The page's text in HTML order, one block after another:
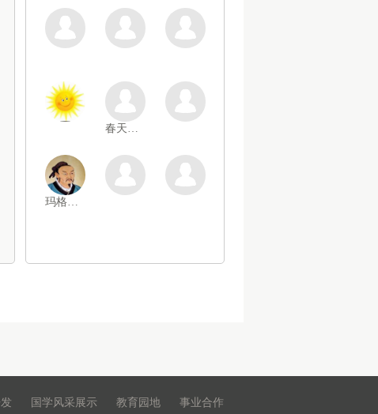
春天开糖果
玛格丽特
国学风采展示 教育园地 事业合作